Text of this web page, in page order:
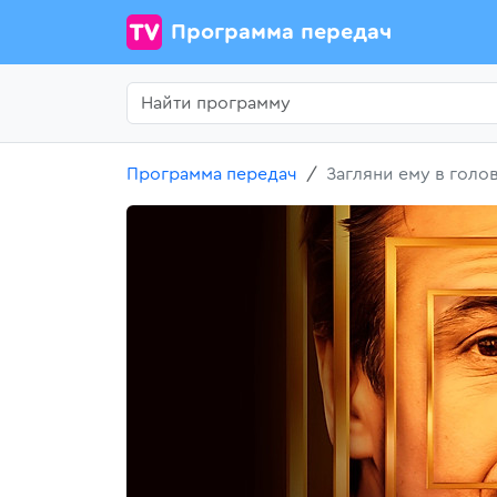
Программа передач
Программа передач Загляни ему в